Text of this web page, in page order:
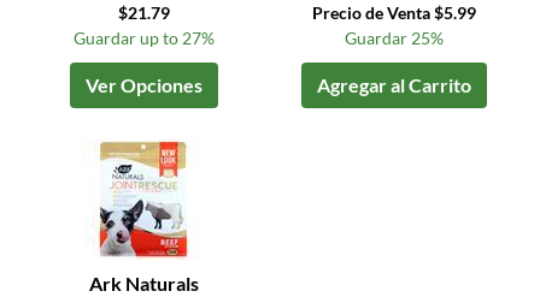
$21.79
Guardar up to 27%
Ver Opciones
Precio de Venta $5.99
Guardar 25%
Agregar al Carrito
Ark Naturals